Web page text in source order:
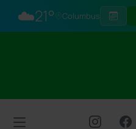
☁️21° Columbus